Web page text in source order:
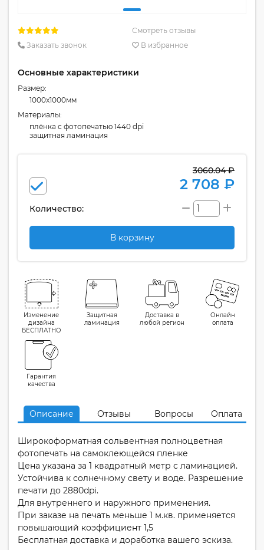
Смотреть отзывы
Заказать звонок
В избранное
Основные характеристики
Размер:
1000x1000мм
Материалы:
плёнка с фотопечатью 1440 dpi
защитная ламинация
3060.04 ₽
2 708 ₽
Количество:
В корзину
Изменение
дизайна
БЕСПЛАТНО
Защитная
ламинация
Доставка в
любой регион
Онлайн
оплата
Гарантия
качества
Описание Отзывы Вопросы Оплата
Широкоформатная сольвентная полноцветная
фотопечать на самоклеющейся пленке
Цена указана за 1 квадратный метр с ламинацией.
Устойчива к солнечному свету и воде. Разрешение
печати до 2880dpi.
Для внутреннего и наружного применения.
При заказе на печать меньше 1 м.кв. применяется
повышающий коэффициент 1,5
Бесплатная доставка и доработка вашего эскиза.